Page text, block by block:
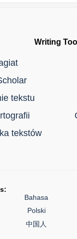
Writing
tekstu
tekstów
Bahasa
Polski
中国人